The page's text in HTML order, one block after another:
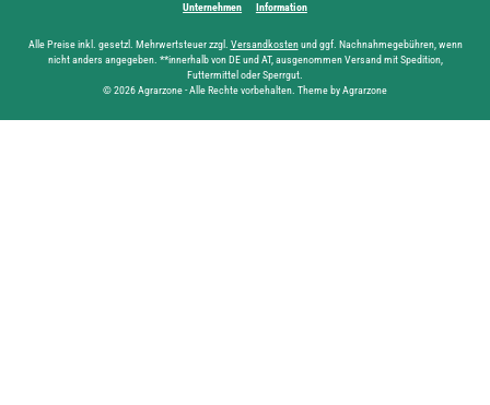
Unternehmen Information
Alle Preise inkl. gesetzl. Mehrwertsteuer zzgl. Versandkostenund ggf. Nachnahmegebühren, wenn
nicht anders angegeben. **innerhalb von DE und AT, ausgenommen Versand mit Spedition,
Futtermittel oder Sperrgut.
© 2026 Agrarzone - Alle Rechte vorbehalten. Theme by Agrarzone